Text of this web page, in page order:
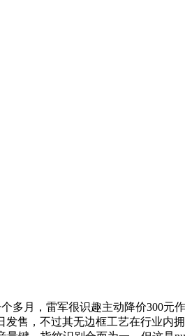
月，雷军很识趣主动降价300元
售，不过其无边框工艺在行业内拥